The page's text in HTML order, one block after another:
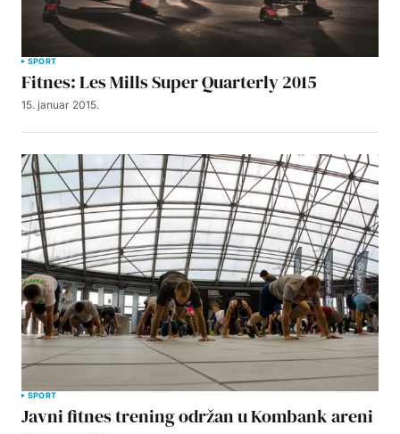
SPORT
Fitnes: Les Mills Super Quarterly 2015
15. januar 2015.
SPORT
Javni fitnes trening održan u Kombank areni